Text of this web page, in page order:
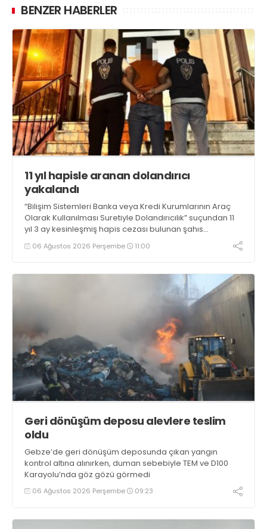
BENZER HABERLER
11 yıl hapisle aranan dolandırıcı
yakalandı
“Bilişim Sistemleri Banka veya Kredi Kurumlarının Araç
Olarak Kullanılması Suretiyle Dolandırıcılık” suçundan 11
yıl 3 ay kesinleşmiş hapis cezası bulunan şahıs
yakalandı
06 Ağustos 2026 Perşembe 11:00
Geri dönüşüm deposu alevlere teslim
oldu
Gebze’de geri dönüşüm deposunda çıkan yangın
kontrol altına alınırken, duman sebebiyle TEM ve D100
Karayolu’nda göz gözü görmedi
06 Ağustos 2026 Perşembe 09:23